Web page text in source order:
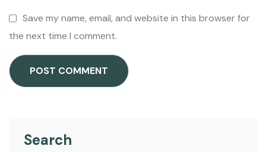
Save my name, email, and website in this browser for
the next time I comment.
Search